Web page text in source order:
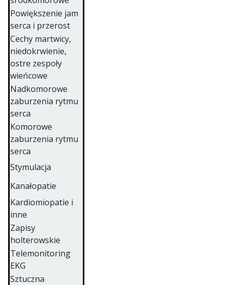
Powiększenie jam
serca i przerost
Cechy martwicy,
niedokrwienie,
ostre zespoły
wieńcowe
Nadkomorowe
zaburzenia rytmu
serca
Komorowe
zaburzenia rytmu
serca
Stymulacja
Kanałopatie
Kardiomiopatie i
inne
Zapisy
holterowskie
Telemonitoring
EKG
Sztuczna